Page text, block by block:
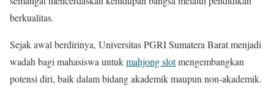
berkualitas.
Sejak awal berdirinya, Universitas PGRI Sumatera Barat menjadi
wadah bagi mahasiswa untukmahjong slotmengembangkan
potensi diri, baik dalam bidang akademik maupun non-akademik.